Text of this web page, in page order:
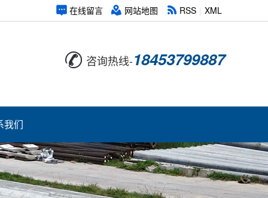
在线留言 网站地图 RSS XML
咨询热线-18453799887
我们